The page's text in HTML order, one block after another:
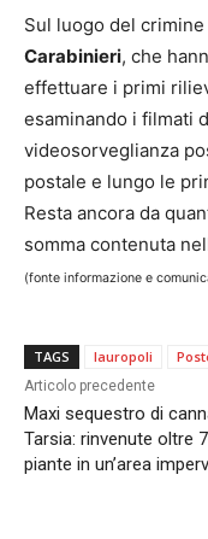
Sul luogo del
Carabinieri, che
effettuare i primi
esaminando i filmati
videosorveglianza
postale e lungo le
Resta ancora da
somma contenuta
(fonte informazione e
TAGS lauropoli
Articolo precedente
Maxi sequestro di
Tarsia: rinvenute oltre
piante in un’area